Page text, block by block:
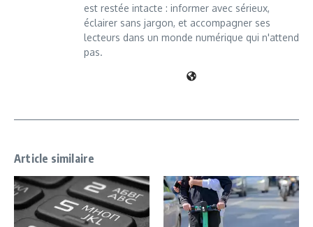
est restée intacte : informer avec sérieux,
éclairer sans jargon, et accompagner ses
lecteurs dans un monde numérique qui n'attend
pas.
Article similaire